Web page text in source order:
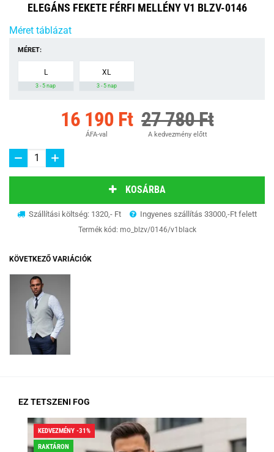
ELEGÁNS FEKETE FÉRFI MELLÉNY V1 BLZV-0146
Méret táblázat
MÉRET:
L
3 - 5 nap
XL
3 - 5 nap
16 190 Ft
ÁFA-val
27 780 Ft
A kedvezmény előtt
KOSÁRBA
Szállítási költség: 1320,- Ft Ingyenes szállítás 33000,-Ft felett
Termék kód: mo_blzv/0146/v1black
KÖVETKEZŐ VARIÁCIÓK
EZ TETSZENI FOG
KEDVEZMÉNY -31%
RAKTÁRON